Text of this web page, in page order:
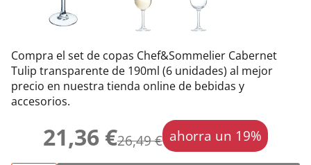
Compra el set de copas Chef&Sommelier Cabernet
Tulip transparente de 190ml (6 unidades) al mejor
precio en nuestra tienda online de bebidas y
accesorios.
21,36 €26,49 € ahorra un 19%